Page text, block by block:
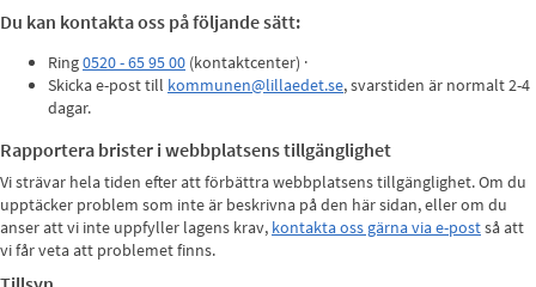
Du kan kontakta oss på följande sätt:
Ring0520 - 65 95 00 (kontaktcenter) ·
Skicka e-post till kommunen@lillaedet.se, svarstiden är normalt 2-4
dagar.
Rapportera brister i webbplatsens tillgänglighet
Vi strävar hela tiden efter att förbättra webbplatsens tillgänglighet. Om du
upptäcker problem som inte är beskrivna på den här sidan, eller om du
anser att vi inte uppfyller lagens krav, kontakta oss gärna via e-postså att
vi får veta att problemet finns.